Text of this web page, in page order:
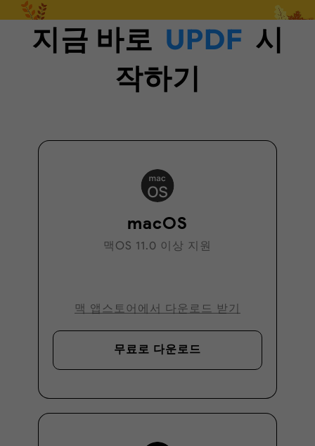
지금 바로 UPDF 시
작하기
macOS
맥OS 11.0 이상 지원
맥 앱스토어에서 다운로드 받기
무료로 다운로드